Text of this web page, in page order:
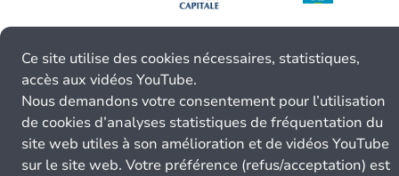
Ce site utilise des cookies nécessaires, statistiques,
accès aux vidéos YouTube.
Nous demandons votre consentement pour l’utilisation
de cookies d’analyses statistiques de fréquentation du
site web utiles à son amélioration et de vidéos YouTube
sur le site web. Votre préférence (refus/acceptation) est